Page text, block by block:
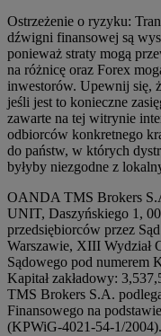
Ostrzeżenie o ryzyku:
dźwigni finansowej są
ponieważ straty mogą
na różnicę oraz Forex
inwestorów. Upewnij się,
jeśli jest to konieczne
zawarte na tej witrynie
odbiorców konkretnego
do państw, w których
byłyby niezgodne z
OANDA TMS Brokers
UNIT, Daszyńskiego 1,
przedsiębiorców przez
Warszawie, XIII Wydział
Sądowego pod numerem
Kapitał zakładowy:
TMS Brokers S.A.
Finansowego na
(KPWiG-4021-54-1/2004).